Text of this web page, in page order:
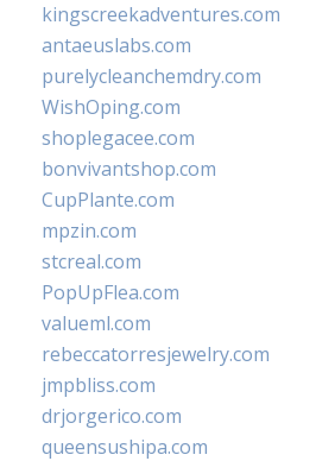
kingscreekadventures.com
antaeuslabs.com
purelycleanchemdry.com
WishOping.com
shoplegacee.com
bonvivantshop.com
CupPlante.com
mpzin.com
stcreal.com
PopUpFlea.com
valueml.com
rebeccatorresjewelry.com
jmpbliss.com
drjorgerico.com
queensushipa.com